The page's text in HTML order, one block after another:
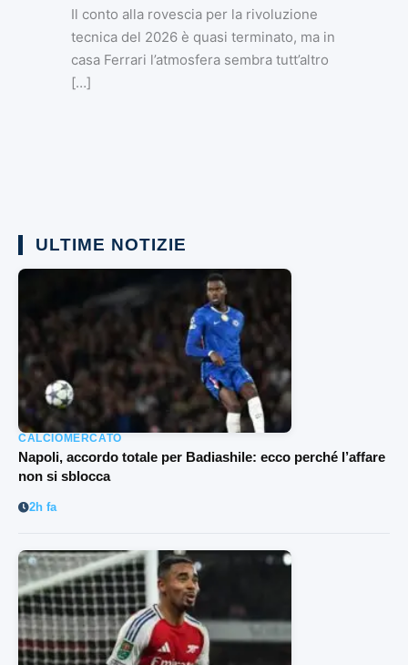
Il conto alla rovescia per la rivoluzione
tecnica del 2026 è quasi terminato, ma in
casa Ferrari l’atmosfera sembra tutt’altro
[…]
ULTIME NOTIZIE
CALCIOMERCATO
Napoli, accordo totale per Badiashile: ecco perché l’affare
non si sblocca
2h fa